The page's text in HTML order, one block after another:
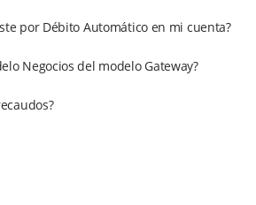
por Débito Automático en mi cuenta?
Negocios del modelo Gateway?